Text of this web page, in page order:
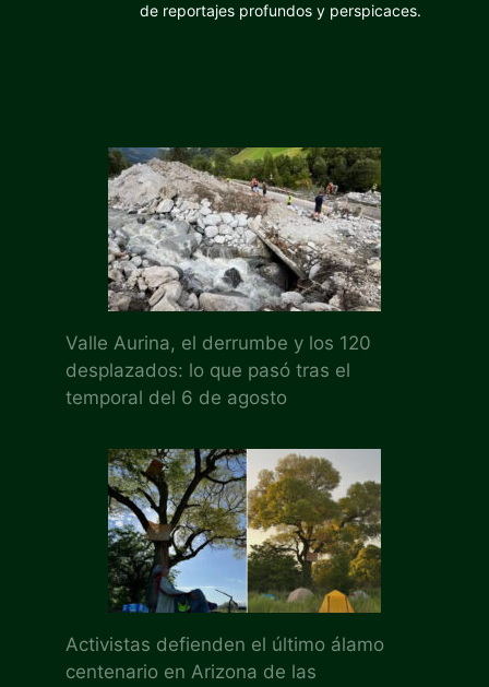
de reportajes profundos y perspicaces.
Valle Aurina, el derrumbe y los 120
desplazados: lo que pasó tras el
temporal del 6 de agosto
Activistas defienden el último álamo
centenario en Arizona de las